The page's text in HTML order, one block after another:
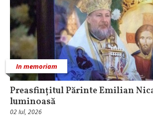
In memoriam
Preasfințitul Părinte Emilian
luminoasă
02 Iul, 2026